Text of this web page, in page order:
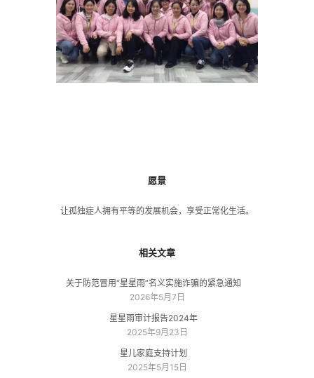
愿景
让孤独症人拥有平等的发展机会，享受正常化生活。
相关文章
关于防范冒用“星星雨”名义实施诈骗的紧急通知
2026年5月7日
星星雨审计报告2024年
2025年9月23日
星儿家庭支持计划
2025年5月15日